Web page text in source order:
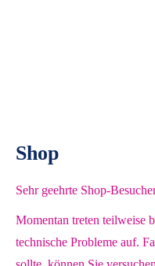
Shop
Sehr geehrte Shop-
Momentan treten teilweise
technische Probleme auf.